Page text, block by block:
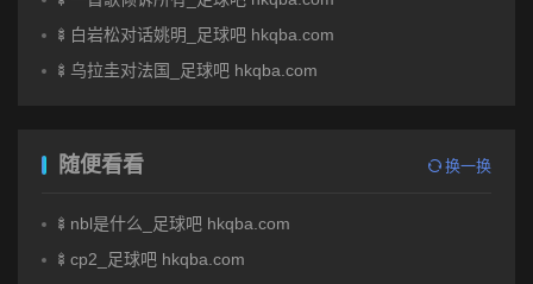
🍢白岩松对话姚明_足球吧 hkqba.com
🍢乌拉圭对法国_足球吧 hkqba.com
随便看看 换一换
🍢nbl是什么_足球吧 hkqba.com
🍢cp2_足球吧 hkqba.com